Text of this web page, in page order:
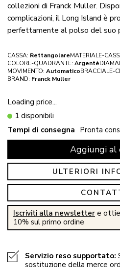
collezioni di Franck Muller.
complicazioni, il Long Island è
perfettamente al polso del suo
CASSA: RettangolareMATERIALE-
COLORE-QUADRANTE: Argentè
MOVIMENTO: AutomaticoBRACCIALE-
BRAND: Franck Muller
Loading price...
1 disponibili
Tempi di consegna Pronta
Aggiungi al
ULTERIORI
Iscriviti alla newsletter e
10% sul primo ordine
Servizio reso supportato:
sostituzione della merce